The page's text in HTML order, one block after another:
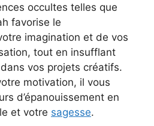
occultes telles que
favorise le
imagination et de vos
tout en insufflant
vos projets créatifs.
motivation, il vous
d’épanouissement en
et votre sagesse.